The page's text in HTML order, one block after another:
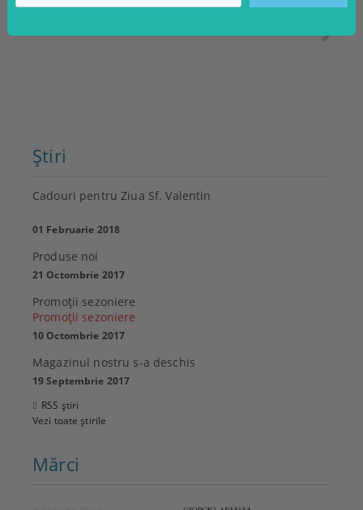
Ştiri
Cadouri pentru Ziua Sf. Valentin
01 Februarie 2018
Produse noi
21 Octombrie 2017
Promoţii sezoniere
Promoţii sezoniere
10 Octombrie 2017
Magazinul nostru s-a deschis
19 Septembrie 2017
RSS știri
Vezi toate știrile
Mărci